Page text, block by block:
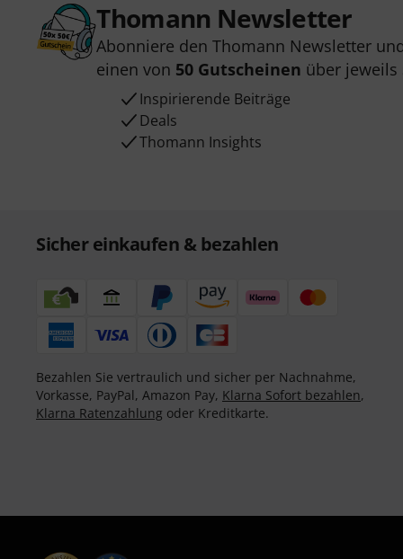
Thomann Newsletter
Abonniere den Thomann Newsletter
einen von 50 Gutscheinen über jeweils
Inspirierende Beiträge
Deals
Thomann Insights
Sicher einkaufen & bezahlen
Bezahlen Sie vertraulich und sicher per Nachnahme,
Vorkasse, PayPal, Amazon Pay, Klarna Sofort bezahlen,
Klarna Ratenzahlung oder Kreditkarte.